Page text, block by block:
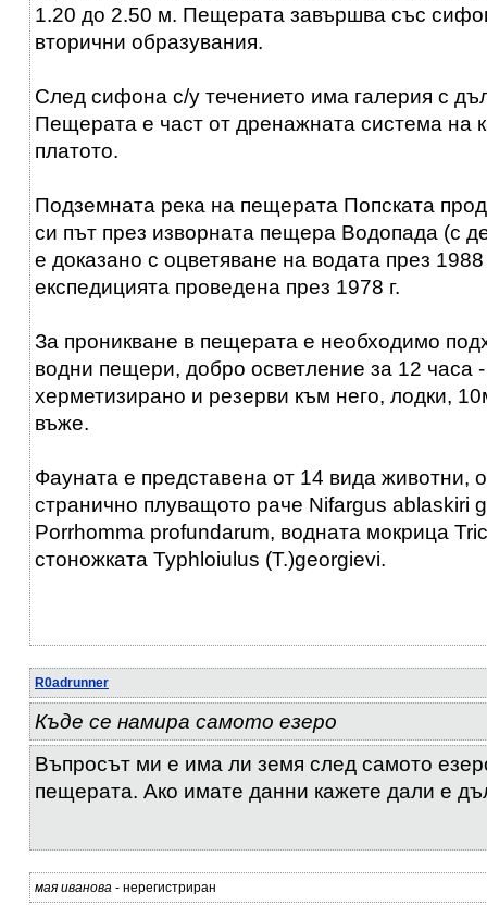
1.20 до 2.50 м. Пещерата завършва със
вторични образувания.
След сифона с/у течението има галерия с
Пещерата е част от дренажната система на
платото.
Подземната река на пещерата Попската
си път през изворната пещера Водопада (с
е доказано с оцветяване на водата през
експедицията проведена през 1978 г.
За проникване в пещерата е необходимо
водни пещери, добро осветление за 12 часа
херметизирано и резерви към него, лодки,
въже.
Фауната е представена от 14 вида животни,
странично плуващото раче Nifargus ablaskiri
Porrhomma profundarum, водната мокрица
стоножката Typhloiulus (T.)georgievi.
R0adrunner
Къде се намира самото езеро
Въпросът ми е има ли земя след самото
пещерата. Ако имате данни кажете дали е
мая иванова - нерегистриран